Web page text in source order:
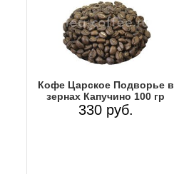
Кофе Царское Подворье в
зернах Капучино 100 гр
330 руб.